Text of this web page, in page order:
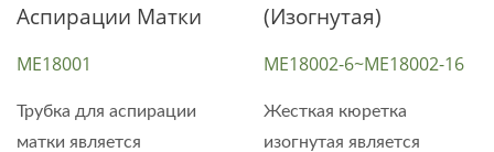
Аспирации Матки
ME18001
Трубка для аспирации
матки является
(изогнутая)
ME18002-6~ME18002-16
Жесткая кюретка
изогнутая является